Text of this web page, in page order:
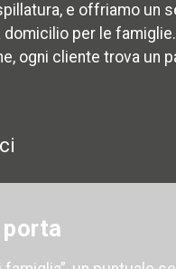
e offriamo un
domicilio per le famiglie.
ogni cliente trova un